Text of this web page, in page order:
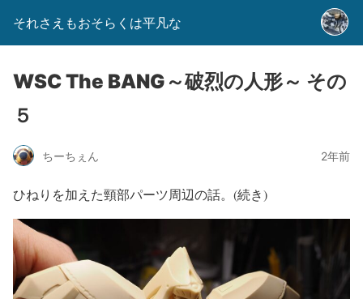
それさえもおそらくは平凡な
WSC The BANG～破烈の人形～ その
５
ちーちぇん 2年前
ひねりを加えた頸部パーツ周辺の話。(続き)